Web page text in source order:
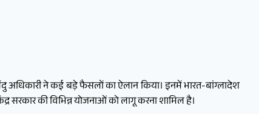
अधिकारी ने कई बड़े फैसलों का ऐलान किया। इनमें भारत-बांग्लादेश
सरकार की विभिन्न योजनाओं को लागू करना शामिल है।